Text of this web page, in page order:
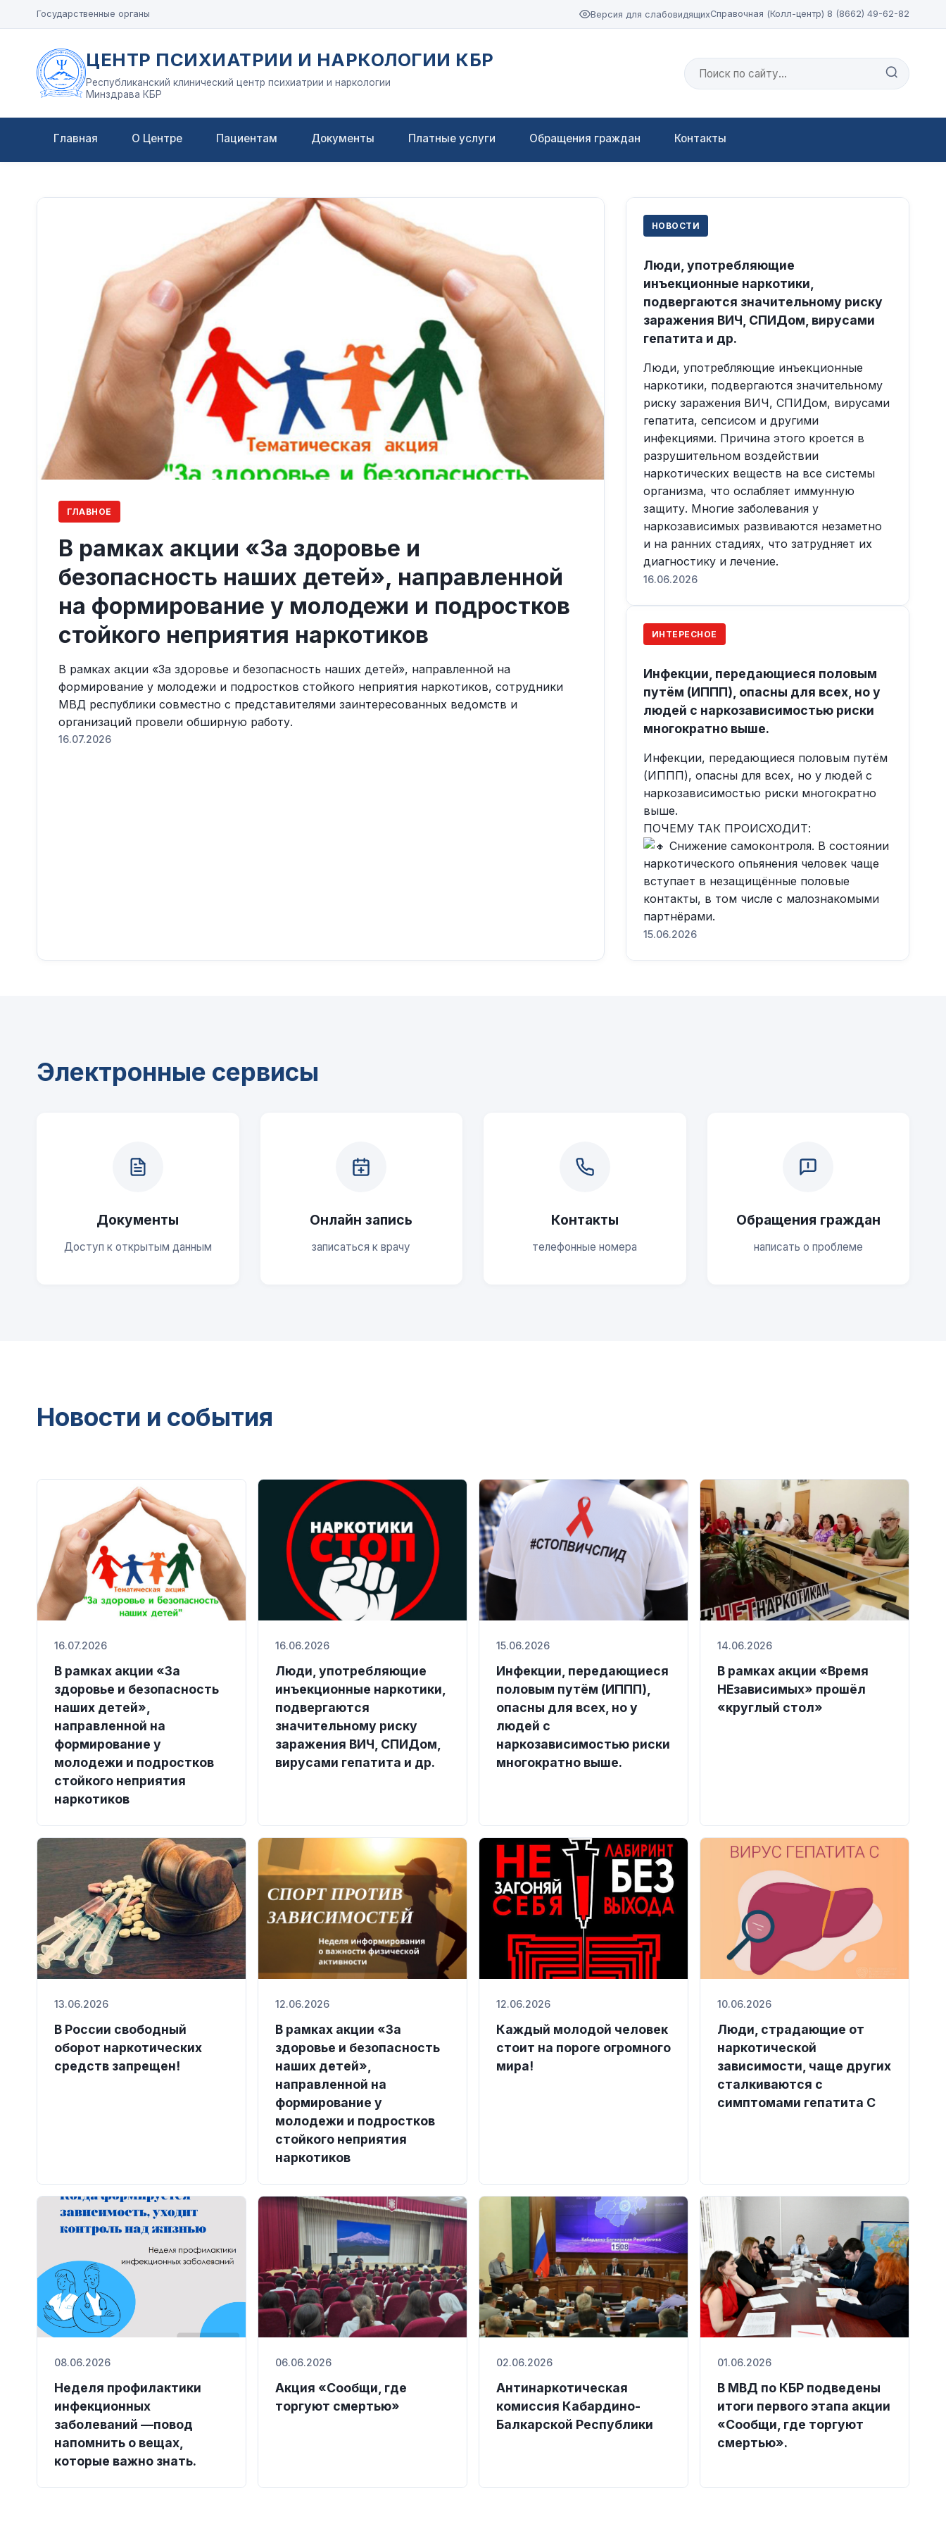
Государственные органы Версия для слабовидящихСправочная (Колл-центр) 8 (8662) 49-62-82
ЦЕНТР ПСИХИАТРИИ И НАРКОЛОГИИ КБР
Республиканский клинический центр психиатрии и наркологии
Минздрава КБР
Главная О Центре Пациентам Документы Платные услуги Обращения граждан Контакты
ГЛАВНОЕ
В рамках акции «За здоровье и
безопасность наших детей», направленной
на формирование у молодежи и подростков
стойкого неприятия наркотиков
В рамках акции «За здоровье и безопасность наших детей», направленной на
формирование у молодежи и подростков стойкого неприятия наркотиков, сотрудники
МВД республики совместно с представителями заинтересованных ведомств и
организаций провели обширную работу.
16.07.2026
НОВОСТИ
Люди, употребляющие
инъекционные наркотики,
подвергаются значительному риску
заражения ВИЧ, СПИДом, вирусами
гепатита и др.
Люди, употребляющие инъекционные
наркотики, подвергаются значительному
риску заражения ВИЧ, СПИДом, вирусами
гепатита, сепсисом и другими
инфекциями. Причина этого кроется в
разрушительном воздействии
наркотических веществ на все системы
организма, что ослабляет иммунную
защиту. Многие заболевания у
наркозависимых развиваются незаметно
и на ранних стадиях, что затрудняет их
диагностику и лечение.
16.06.2026
ИНТЕРЕСНОЕ
Инфекции, передающиеся половым
путём (ИППП), опасны для всех, но у
людей с наркозависимостью риски
многократно выше.
Инфекции, передающиеся половым путём
(ИППП), опасны для всех, но у людей с
наркозависимостью риски многократно
выше.
ПОЧЕМУ ТАК ПРОИСХОДИТ:
Снижение самоконтроля. В состоянии
наркотического опьянения человек чаще
вступает в незащищённые половые
контакты, в том числе с малознакомыми
партнёрами.
15.06.2026
Электронные сервисы
Документы
Доступ к открытым данным
Онлайн запись
записаться к врачу
Контакты
телефонные номера
Обращения граждан
написать о проблеме
Новости и события
16.07.2026
В рамках акции «За
здоровье и безопасность
наших детей»,
направленной на
формирование у
молодежи и подростков
стойкого неприятия
наркотиков
16.06.2026
Люди, употребляющие
инъекционные наркотики,
подвергаются
значительному риску
заражения ВИЧ, СПИДом,
вирусами гепатита и др.
15.06.2026
Инфекции, передающиеся
половым путём (ИППП),
опасны для всех, но у
людей с
наркозависимостью риски
многократно выше.
14.06.2026
В рамках акции «Время
НЕзависимых» прошёл
«круглый стол»
13.06.2026
В России свободный
оборот наркотических
средств запрещен!
12.06.2026
В рамках акции «За
здоровье и безопасность
наших детей»,
направленной на
формирование у
молодежи и подростков
стойкого неприятия
наркотиков
12.06.2026
Каждый молодой человек
стоит на пороге огромного
мира!
10.06.2026
Люди, страдающие от
наркотической
зависимости, чаще других
сталкиваются с
симптомами гепатита С
08.06.2026
Неделя профилактики
инфекционных
заболеваний —повод
напомнить о вещах,
которые важно знать.
06.06.2026
Акция «Сообщи, где
торгуют смертью»
02.06.2026
Антинаркотическая
комиссия Кабардино-
Балкарской Республики
01.06.2026
В МВД по КБР подведены
итоги первого этапа акции
«Сообщи, где торгуют
смертью».